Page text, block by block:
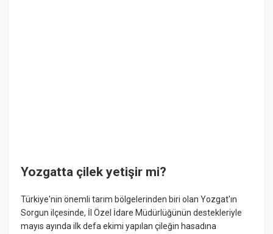
Yozgatta çilek yetişir mi?
Türkiye'nin önemli tarım bölgelerinden biri olan Yozgat'ın
Sorgun ilçesinde, İl Özel İdare Müdürlüğünün destekleriyle
mayıs ayında ilk defa ekimi yapılan çileğin hasadına